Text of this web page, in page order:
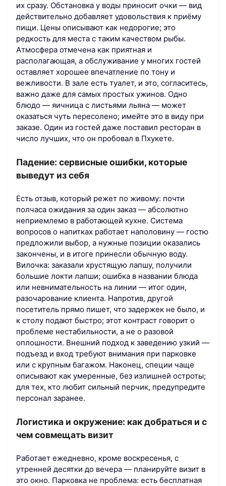
их сразу. Обстановка у воды приносит очки — вид
действительно добавляет удовольствия к приёму
пищи. Цены описывают как недорогие; это
редкость для места с таким качеством рыбы.
Атмосфера отмечена как приятная и
располагающая, а обслуживание у многих гостей
оставляет хорошее впечатление по тону и
вежливости. В зале есть туалет, и это, согласитесь,
важно даже для самых простых ужинов. Одно
блюдо — яичница с листьями льяна — может
оказаться чуть пересолено; имейте это в виду при
заказе. Один из гостей даже поставил ресторан в
число лучших, что он пробовал в Пхукете.
Падение: сервисные ошибки, которые
выведут из себя
Есть отзыв, который режет по живому: почти
полчаса ожидания за один заказ — абсолютно
неприемлемо в работающей кухне. Система
вопросов о напитках работает наполовину — гостю
предложили выбор, а нужные позиции оказались
закончены, и в итоге принесли обычную воду.
Вилочка: заказали хрустящую лапшу, получили
большие локти лапши; ошибка в названии блюда
или невнимательность на линии — итог один,
разочарование клиента. Напротив, другой
посетитель прямо пишет, что задержек не было, и
к столу подают быстро; этот контраст говорит о
проблеме нестабильности, а не о разовой
оплошности. Внешний подход к заведению узкий —
подъезд и вход требуют внимания при парковке
или с крупным багажом. Наконец, специи чаще
описывают как умеренные, без излишней остроты;
для тех, кто любит сильный перчик, предупредите
персонал заранее.
Логистика и окружение: как добраться и с
чем совмещать визит
Работает ежедневно, кроме воскресенья, с
утренней десятки до вечера — планируйте визит в
это окно. Парковка не проблема: есть бесплатная